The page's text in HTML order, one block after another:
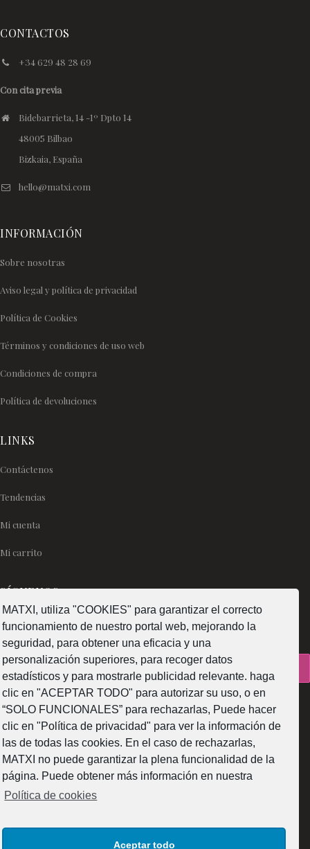
MATXI, utiliza "COOKIES" para garantizar el correcto
funcionamiento de nuestro portal web, mejorando la
seguridad, para obtener una eficacia y una
personalización superiores, para recoger datos
estadísticos y para mostrarle publicidad relevante. haga
clic en "ACEPTAR TODO" para autorizar su uso, o en
“SOLO FUNCIONALES” para rechazarlas, Puede hacer
clic en "Política de privacidad" para ver la información de
las de todas las cookies. En el caso de rechazarlas,
MATXI no puede garantizar la plena funcionalidad de la
página. Puede obtener más información en nuestra
Política de cookies
Aceptar todo
CONTACTOS
+34 629 48 28 69
Con cita previa
Bidebarrieta, 14 -1º Dpto 14
48005 Bilbao
Bizkaia, España
hello@matxi.com
INFORMACIÓN
Sobre nosotras
Aviso legal y política de privacidad
Política de Cookies
Términos y condiciones de uso web
Condiciones de compra
Política de devoluciones
LINKS
Contáctenos
Tendencias
Mi cuenta
Mi carrito
SÍGUENOS
¿Como fabricamos?
Web subvencionada por la Diputación Foral de Bizkaia